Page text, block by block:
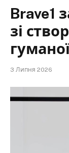
Brave1
зі
3 Липня 2026